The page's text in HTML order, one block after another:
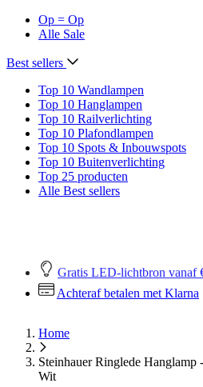
Op = Op
Alle Sale
Best sellers
Top 10 Wandlampen
Top 10 Hanglampen
Top 10 Railverlichting
Top 10 Plafondlampen
Top 10 Spots & Inbouwspots
Top 10 Buitenverlichting
Top 25 producten
Alle Best sellers
Gratis LED-lichtbron vanaf
Achteraf betalen met Klarna
Home
Steinhauer Ringlede
Wit